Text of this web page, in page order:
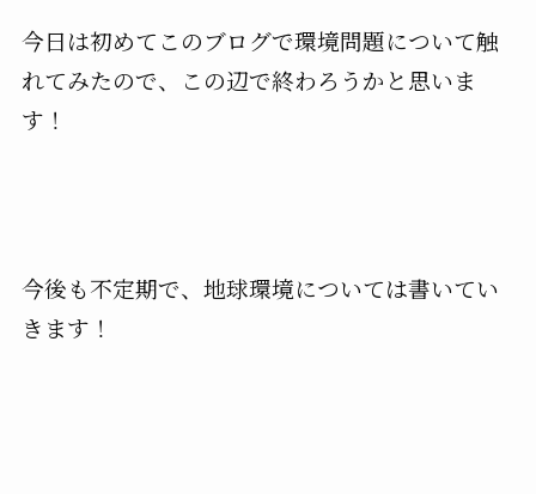
今日は初めてこのブログで環境問題について触
れてみたので、この辺で終わろうかと思いま
す！
今後も不定期で、地球環境については書いてい
きます！